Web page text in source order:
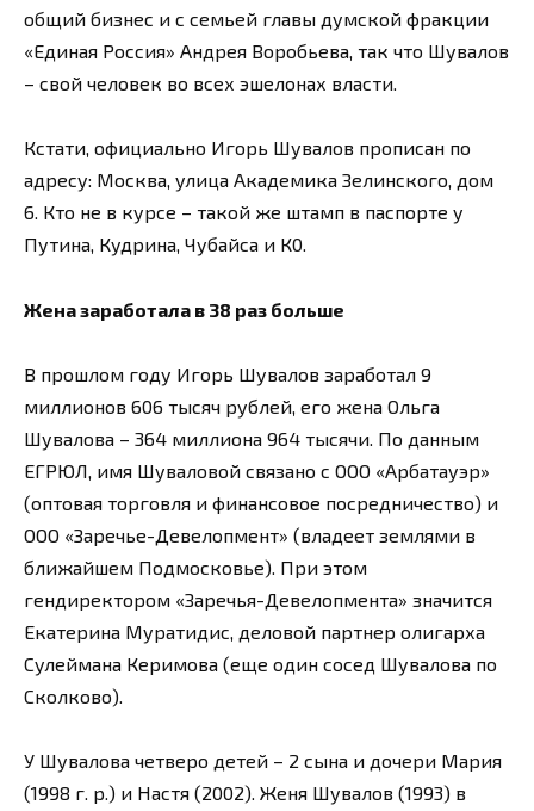
общий бизнес и с семьей главы думской фракции
«Единая Россия» Андрея Воробьева, так что Шувалов
– свой человек во всех эшелонах власти.
Кстати, официально Игорь Шувалов прописан по
адресу: Москва, улица Академика Зелинского, дом
6. Кто не в курсе – такой же штамп в паспорте у
Путина, Кудрина, Чубайса и К0.
Жена заработала в 38 раз больше
В прошлом году Игорь Шувалов заработал 9
миллионов 606 тысяч рублей, его жена Ольга
Шувалова – 364 миллиона 964 тысячи. По данным
ЕГРЮЛ, имя Шуваловой связано с ООО «Арбатауэр»
(оптовая торговля и финансовое посредничество) и
ООО «Заречье-Девелопмент» (владеет землями в
ближайшем Подмосковье). При этом
гендиректором «Заречья-Девелопмента» значится
Екатерина Муратидис, деловой партнер олигарха
Сулеймана Керимова (еще один сосед Шувалова по
Сколково).
У Шувалова четверо детей – 2 сына и дочери Мария
(1998 г. р.) и Настя (2002). Женя Шувалов (1993) в